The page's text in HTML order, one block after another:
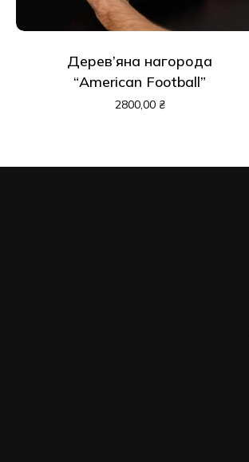
Дерев’яна нагорода
“American Football”
2800,00 ₴